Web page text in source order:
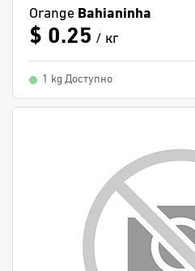
Orange Bahianinha
$ 0.25 / кг
1 kg Доступно